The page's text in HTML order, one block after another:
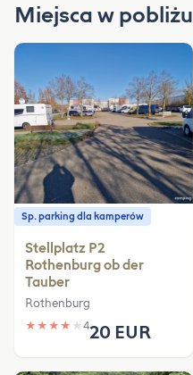
Miejsca w pobliżu
Sp. parking dla kamperów
Stellplatz P2
Rothenburg ob der
Tauber
Rothenburg
★ ★ ★ ★ ★ 420 EUR